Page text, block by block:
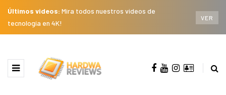
Últimos videos: Mira todos nuestros videos de
tecnología en 4K!
VER